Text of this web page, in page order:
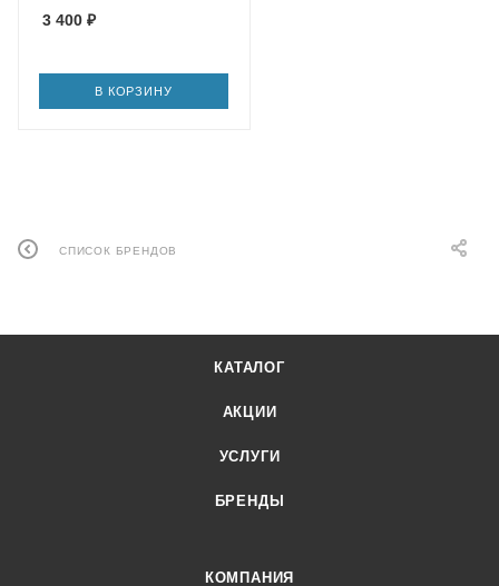
3 400 ₽
В КОРЗИНУ
СПИСОК БРЕНДОВ
КАТАЛОГ
АКЦИИ
УСЛУГИ
БРЕНДЫ
КОМПАНИЯ